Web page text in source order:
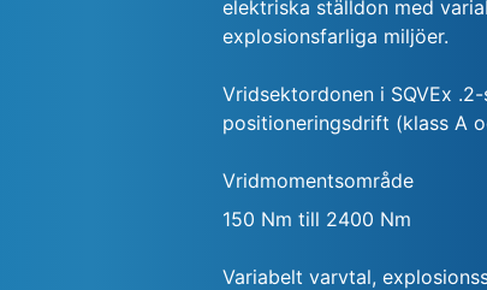
elektriska ställdon med
explosionsfarliga miljöer.
Vridsektordonen i SQVEx
positioneringsdrift (klass A
Vridmomentsområde
150 Nm till 2400 Nm
Variabelt varvtal,